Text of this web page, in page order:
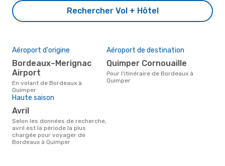
Rechercher Vol + Hôtel
Aéroport d'origine
Bordeaux–Merignac
Airport
En volant de Bordeaux à
Quimper
Aéroport de destination
Quimper Cornouaille
Pour l'itinéraire de Bordeaux à
Quimper
Haute saison
avril
Selon les données de recherche,
avril est la période la plus
chargée pour voyager de
Bordeaux à Quimper